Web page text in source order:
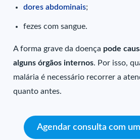
dores abdominais;
fezes com sangue.
A forma grave da doença pode
alguns órgãos internos. Por isso,
malária é necessário recorrer a
quanto antes.
Agendar consulta com